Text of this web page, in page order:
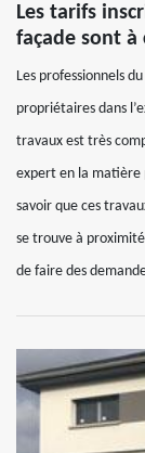
Les tarifs
façade sont à
Les professionnels
propriétaires dans
travaux est très
expert en la matière
savoir que ces
se trouve à
de faire des